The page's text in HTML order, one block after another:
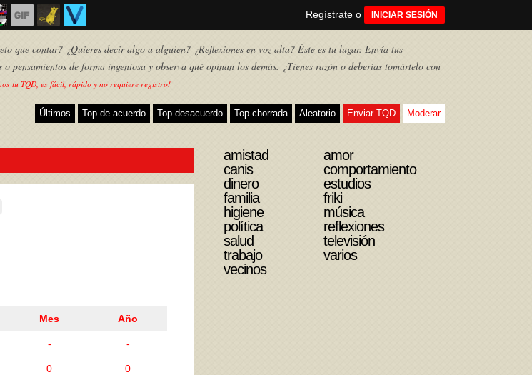
Regístrate o INICIAR SESIÓN
que contar? ¿Quieres decir algo a alguien? ¿Reflexiones en voz alta? Éste es tu lugar. Envía tus
o pensamientos de forma ingeniosa y observa qué opinan los demás. ¿Tienes razón o deberías tomártelo con
tu TQD, es fácil, rápido y no requiere registro!
Últimos Top de acuerdo Top desacuerdo Top chorrada Aleatorio Enviar TQD Moderar
Mes Año
- -
0 0
amistad
amor
canis
comportamiento
dinero
estudios
familia
friki
higiene
música
política
reflexiones
salud
televisión
trabajo
varios
vecinos